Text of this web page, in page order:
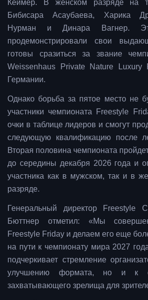
Кеймер. В женском разряде на
Бибисара Асаубаева, Харика
Нурман и Динара Вагнер.
продемонстрировали свои
готовы сразиться за звание
Weissenhaus Private Nature Luxury
Германии.
Однако борьба за пятое место не
участники чемпионата Freestyle
очки в таблице лидеров и смогут
следующую квалификацию после
Вторая половина чемпионата
до середины декабря 2026 года и
участника как в мужском, так и в
разряде.
Генеральный директор Freestyle
Бюттнер отметил: «Мы
Freestyle Friday и делаем его еще
на пути к чемпионату мира 2027
подчеркивает стремление
улучшению формата, но и к
захватывающего зрелища для